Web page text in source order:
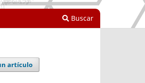
Buscar
artículo